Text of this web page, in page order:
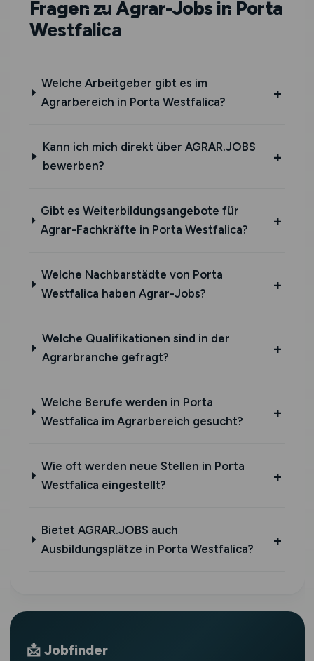
Fragen zu Agrar-Jobs in Porta
Westfalica
Welche Arbeitgeber gibt es im
Agrarbereich in Porta Westfalica?
Kann ich mich direkt über AGRAR.JOBS
bewerben?
Gibt es Weiterbildungsangebote für
Agrar-Fachkräfte in Porta Westfalica?
Welche Nachbarstädte von Porta
Westfalica haben Agrar-Jobs?
Welche Qualifikationen sind in der
Agrarbranche gefragt?
Welche Berufe werden in Porta
Westfalica im Agrarbereich gesucht?
Wie oft werden neue Stellen in Porta
Westfalica eingestellt?
Bietet AGRAR.JOBS auch
Ausbildungsplätze in Porta Westfalica?
📩 Jobfinder